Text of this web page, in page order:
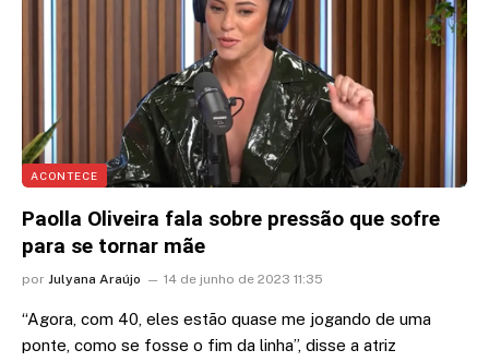
ACONTECE
Paolla Oliveira fala sobre pressão que sofre
para se tornar mãe
por Julyana Araújo 14 de junho de 2023 11:35
“Agora, com 40, eles estão quase me jogando de uma
ponte, como se fosse o fim da linha”, disse a atriz